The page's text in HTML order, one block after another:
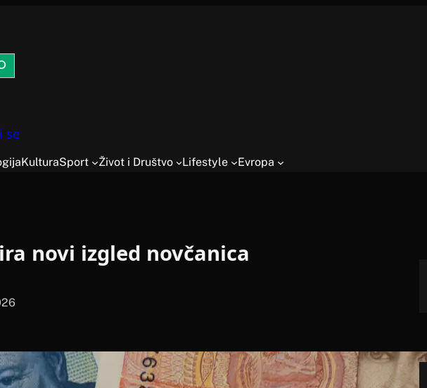
se
KulturaSport Život i Društvo Lifestyle Evropa
novi izgled novčanica